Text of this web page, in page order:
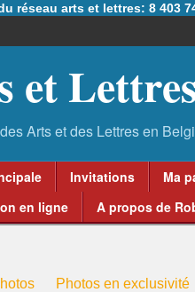
réseau arts et lettres: 8 403
et
Invitations Ma
en ligne
A propos de
Photos en exclusivité